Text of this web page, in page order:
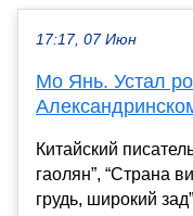
17:17, 07 Июн
Мо Янь. Устал
Китайский
гаолян”, “Страна
грудь, широкий